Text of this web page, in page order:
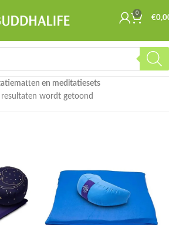
0
€
en meditatiesets
wordt getoond
bestellingen die worden geplaatst van 18
in de week van 3 Augustus verstuurd.